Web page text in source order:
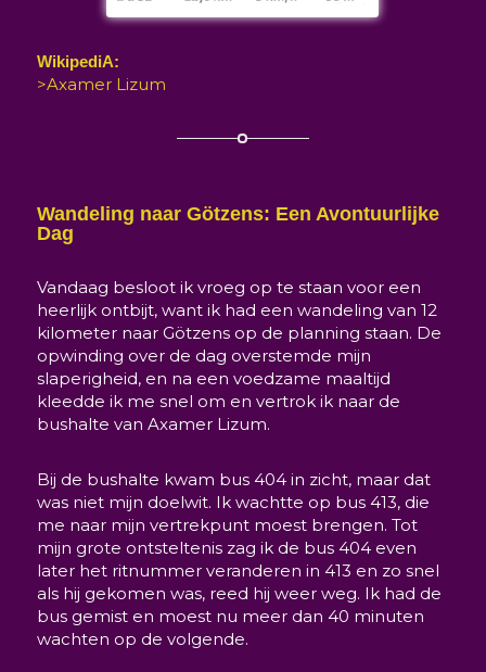
WikipediA:
>Axamer Lizum
Wandeling naar Götzens: Een Avontuurlijke
Dag
Vandaag besloot ik vroeg op te staan voor een
heerlijk ontbijt, want ik had een wandeling van 12
kilometer naar Götzens op de planning staan. De
opwinding over de dag overstemde mijn
slaperigheid, en na een voedzame maaltijd
kleedde ik me snel om en vertrok ik naar de
bushalte van Axamer Lizum.
Bij de bushalte kwam bus 404 in zicht, maar dat
was niet mijn doelwit. Ik wachtte op bus 413, die
me naar mijn vertrekpunt moest brengen. Tot
mijn grote ontsteltenis zag ik de bus 404 even
later het ritnummer veranderen in 413 en zo snel
als hij gekomen was, reed hij weer weg. Ik had de
bus gemist en moest nu meer dan 40 minuten
wachten op de volgende.